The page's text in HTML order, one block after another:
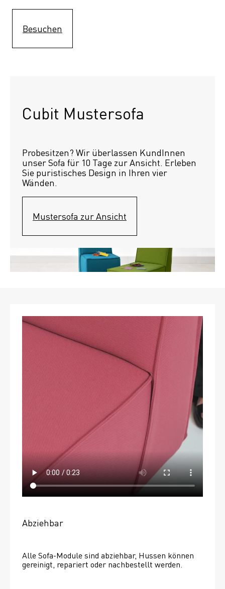
Besuchen
Cubit Mustersofa
Probesitzen? Wir überlassen KundInnen
unser Sofa für 10 Tage zur Ansicht. Erleben
Sie puristisches Design in Ihren vier
Wänden.
Mustersofa zur Ansicht
Abziehbar
Alle Sofa-Module sind abziehbar, Hussen können
gereinigt, repariert oder nachbestellt werden.